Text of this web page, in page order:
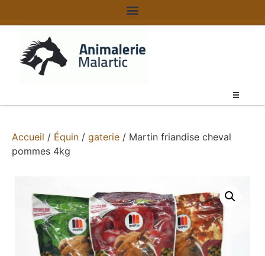
Accueil / Équin / gaterie / Martin friandise cheval
pommes 4kg